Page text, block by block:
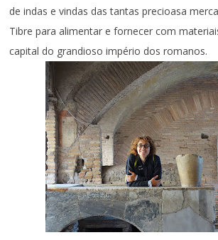
de indas e vindas das tantas precioasa
Tibre para alimentar e fornecer com
capital do grandioso império dos romanos.